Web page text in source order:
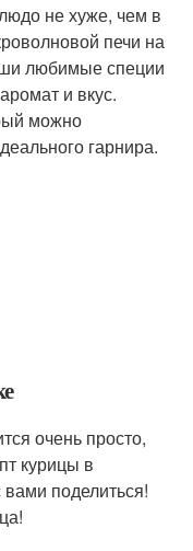
не хуже, чем в
печи на
любимые специи
и вкус.
можно
гарнира.
очень просто,
курицы в
поделиться!